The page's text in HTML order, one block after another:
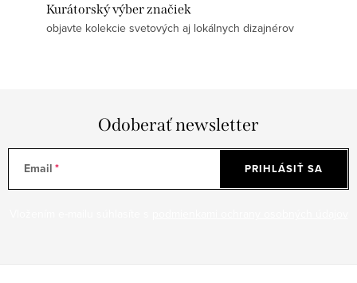
Kurátorský výber značiek
objavte kolekcie svetových aj lokálnych dizajnérov
Odoberať newsletter
Email PRIHLÁSIŤ SA